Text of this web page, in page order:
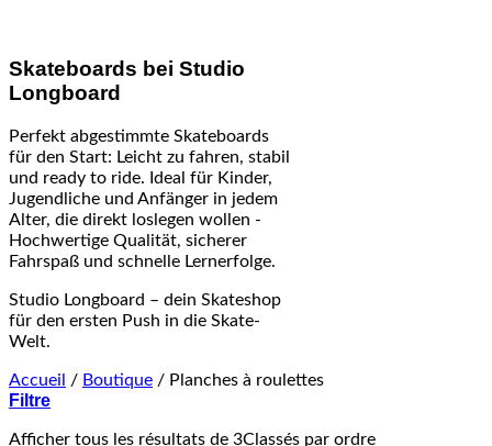
Skateboards bei Studio
Longboard
Perfekt abgestimmte Skateboards
für den Start: Leicht zu fahren, stabil
und ready to ride. Ideal für Kinder,
Jugendliche und Anfänger in jedem
Alter, die direkt loslegen wollen -
Hochwertige Qualität, sicherer
Fahrspaß und schnelle Lernerfolge.
Studio Longboard – dein Skateshop
für den ersten Push in die Skate-
Welt.
Accueil / Boutique / Planches à roulettes
Filtre
Afficher tous les résultats de 3Classés par ordre